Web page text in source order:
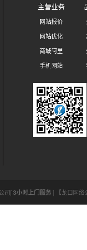
主营业务
网站报价
网站优化
商城阿里
手机网站
司[3小时上门服务] 【龙口网